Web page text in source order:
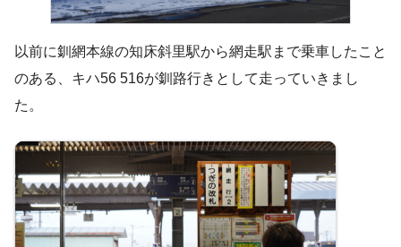
以前に釧網本線の知床斜里駅から網走駅まで乗車したこと
のある、キハ56 516が釧路行きとして走っていきまし
た。